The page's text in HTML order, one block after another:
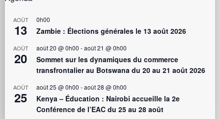
AOÛT
13
0h00
Zambie : Élections générales le 13 août 2026
AOÛT
20
août 20 @ 0h00 -août 21 @ 0h00
Sommet sur les dynamiques du commerce
transfrontalier au Botswana du 20 au 21 août 2026
AOÛT
25
août 25 @ 0h00 -août 28 @ 0h00
Kenya – Éducation : Nairobi accueille la 2e
Conférence de l’EAC du 25 au 28 août